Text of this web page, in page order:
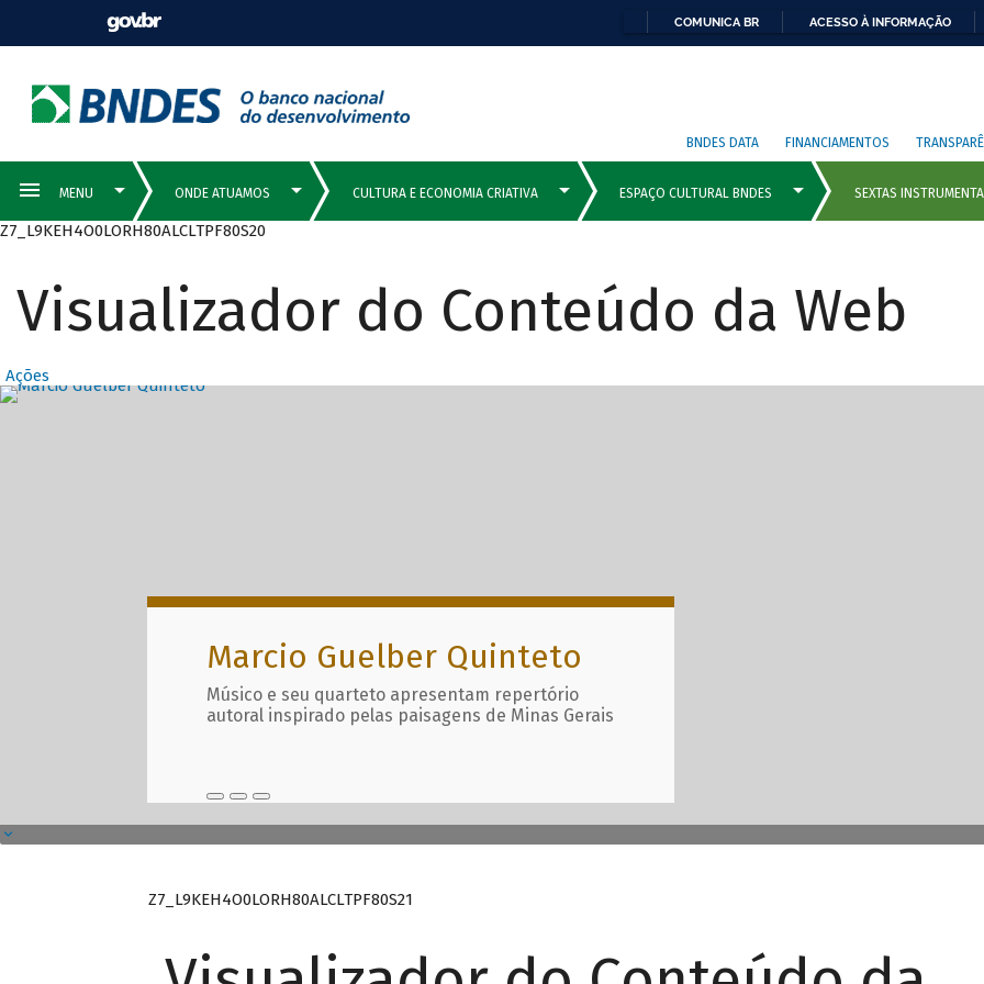
COMUNICA BR ACESSO À INFORMAÇÃO
BNDES DATA FINANCIAMENTOS
Z7_L9KEH4O0LORH80ALCLTPF80S20
Visualizador do Conteúdo da Web
Ações
Destaques Principais com
Marcio Guelber Quinteto
Músico e seu quarteto apresentam repertório
autoral inspirado pelas paisagens de Minas Gerais
Z7_L9KEH4O0LORH80ALCLTPF80S21